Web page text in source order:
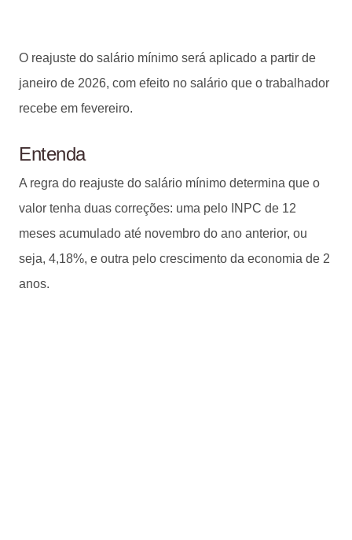
O reajuste do salário mínimo será aplicado a partir de
janeiro de 2026, com efeito no salário que o trabalhador
recebe em fevereiro.
Entenda
A regra do reajuste do salário mínimo determina que o
valor tenha duas correções: uma pelo INPC de 12
meses acumulado até novembro do ano anterior, ou
seja, 4,18%, e outra pelo crescimento da economia de 2
anos.